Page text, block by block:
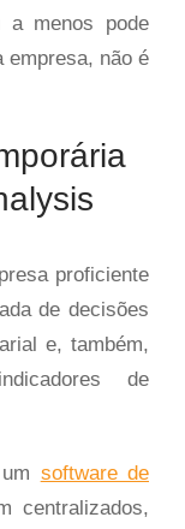
menos pode
empresa, não é
proficiente
de decisões
e, também,
de
software de
centralizados,